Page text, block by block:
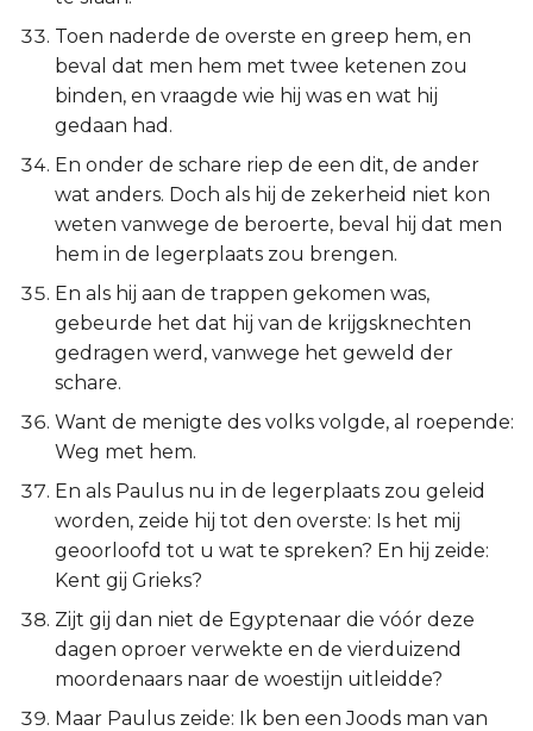
Toen naderde de overste en greep hem, en
beval dat men hem met twee ketenen zou
binden, en vraagde wie hij was en wat hij
gedaan had.
En onder de schare riep de een dit, de ander
wat anders. Doch als hij de zekerheid niet kon
weten vanwege de beroerte, beval hij dat men
hem in de legerplaats zou brengen.
En als hij aan de trappen gekomen was,
gebeurde het dat hij van de krijgsknechten
gedragen werd, vanwege het geweld der
schare.
Want de menigte des volks volgde, al roepende:
Weg met hem.
En als Paulus nu in de legerplaats zou geleid
worden, zeide hij tot den overste: Is het mij
geoorloofd tot u wat te spreken? En hij zeide:
Kent gij Grieks?
Zijt gij dan niet de Egyptenaar die vóór deze
dagen oproer verwekte en de vierduizend
moordenaars naar de woestijn uitleidde?
Maar Paulus zeide: Ik ben een Joods man van